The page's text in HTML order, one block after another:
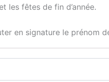
les fêtes de fin d’année.
en signature le prénom